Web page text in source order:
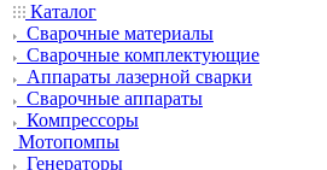
Каталог
Сварочные материалы
Сварочные комплектующие
Аппараты лазерной сварки
Сварочные аппараты
Компрессоры
Мотопомпы
Генераторы